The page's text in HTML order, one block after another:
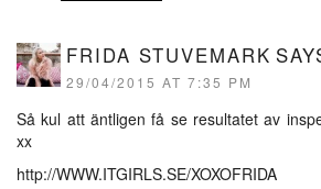
FRIDA STUVEMARK
29/04/2015 AT 7:35 PM
Så kul att äntligen få se resultatet av
xx
http://WWW.ITGIRLS.SE/XOXOFRIDA